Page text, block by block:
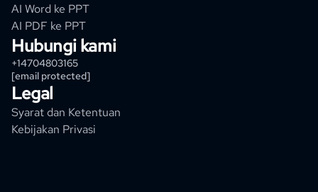
AI Word ke PPT
AI PDF ke PPT
Hubungi kami
+14704803165
[email protected]
Legal
Syarat dan Ketentuan
Kebijakan Privasi